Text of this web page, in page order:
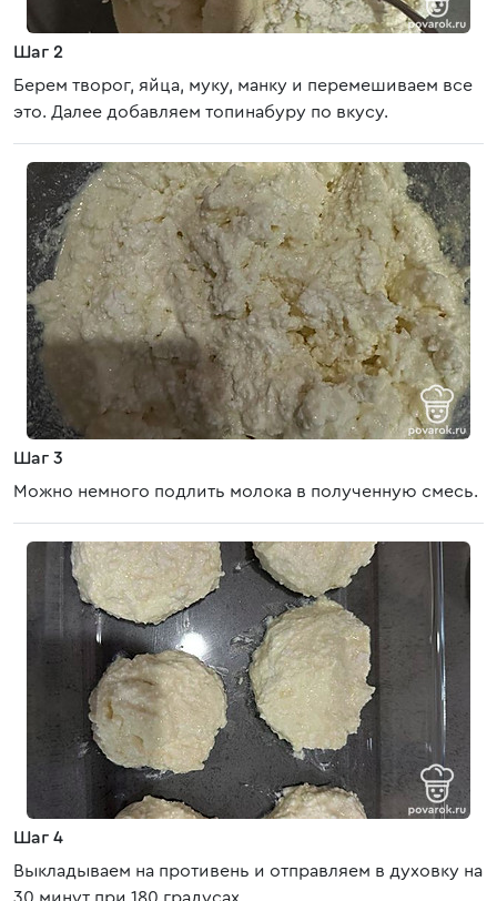
Шаг 2
Берем творог, яйца, муку, манку и перемешиваем все
это. Далее добавляем топинабуру по вкусу.
Шаг 3
Можно немного подлить молока в полученную смесь.
Шаг 4
Выкладываем на противень и отправляем в духовку на